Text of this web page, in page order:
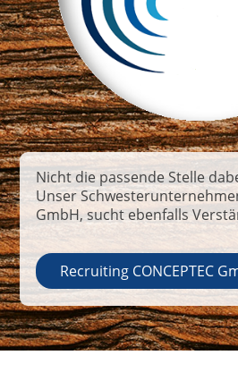
Nicht die passende Stelle
Unser
GmbH, sucht ebenfalls
Recruiting CONCEPTEC